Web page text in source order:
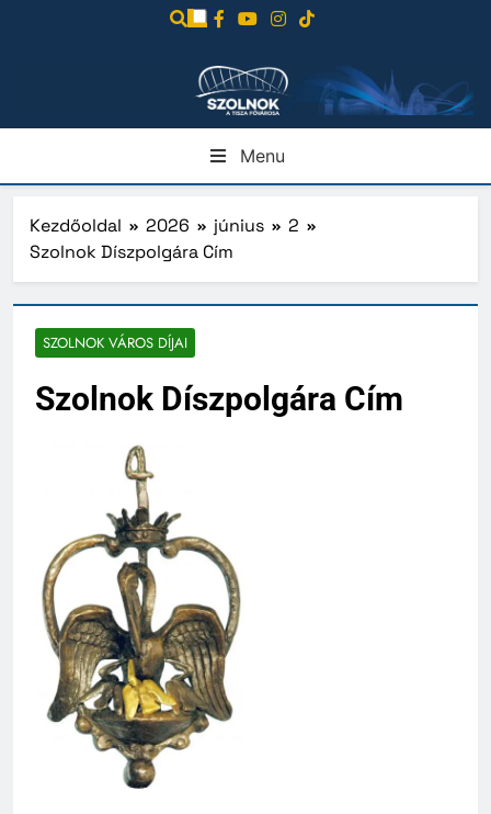
Menu
Kezdőoldal 2026 június
2
Szolnok Díszpolgára Cím
SZOLNOK VÁROS DÍJAI
Szolnok Díszpolgára Cím